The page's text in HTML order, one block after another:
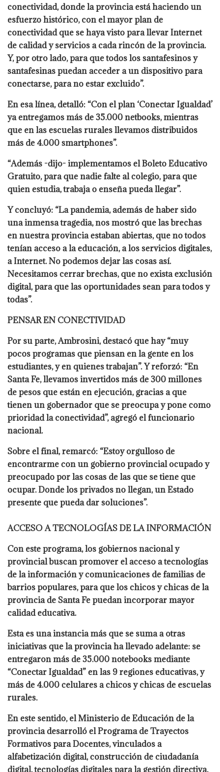
conectividad, donde la provincia está haciendo un
esfuerzo histórico, con el mayor plan de
conectividad que se haya visto para llevar Internet
de calidad y servicios a cada rincón de la provincia.
Y, por otro lado, para que todos los santafesinos y
santafesinas puedan acceder a un dispositivo para
conectarse, para no estar excluido”.
En esa línea, detalló: “Con el plan ‘Conectar Igualdad’
ya entregamos más de 35.000 netbooks, mientras
que en las escuelas rurales llevamos distribuidos
más de 4.000 smartphones”.
“Además -dijo- implementamos el Boleto Educativo
Gratuito, para que nadie falte al colegio, para que
quien estudia, trabaja o enseña pueda llegar”.
Y concluyó: “La pandemia, además de haber sido
una inmensa tragedia, nos mostró que las brechas
en nuestra provincia estaban abiertas, que no todos
tenían acceso a la educación, a los servicios digitales,
a Internet. No podemos dejar las cosas así.
Necesitamos cerrar brechas, que no exista exclusión
digital, para que las oportunidades sean para todos y
todas”.
PENSAR EN CONECTIVIDAD
Por su parte, Ambrosini, destacó que hay “muy
pocos programas que piensan en la gente en los
estudiantes, y en quienes trabajan”. Y reforzó: “En
Santa Fe, llevamos invertidos más de 300 millones
de pesos que están en ejecución, gracias a que
tienen un gobernador que se preocupa y pone como
prioridad la conectividad”, agregó el funcionario
nacional.
Sobre el final, remarcó: “Estoy orgulloso de
encontrarme con un gobierno provincial ocupado y
preocupado por las cosas de las que se tiene que
ocupar. Donde los privados no llegan, un Estado
presente que pueda dar soluciones”.
ACCESO A TECNOLOGÍAS DE LA INFORMACIÓN
Con este programa, los gobiernos nacional y
provincial buscan promover el acceso a tecnologías
de la información y comunicaciones de familias de
barrios populares, para que los chicos y chicas de la
provincia de Santa Fe puedan incorporar mayor
calidad educativa.
Esta es una instancia más que se suma a otras
iniciativas que la provincia ha llevado adelante: se
entregaron más de 35.000 notebooks mediante
“Conectar Igualdad” en las 9 regiones educativas, y
más de 4.000 celulares a chicos y chicas de escuelas
rurales.
En este sentido, el Ministerio de Educación de la
provincia desarrolló el Programa de Trayectos
Formativos para Docentes, vinculados a
alfabetización digital, construcción de ciudadanía
digital, tecnologías digitales para la gestión directiva,